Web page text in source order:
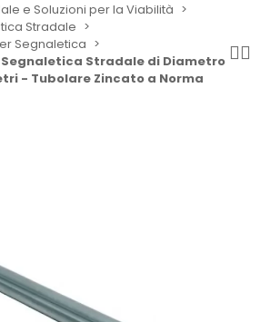
e Soluzioni per la Viabilità
Stradale
Segnaletica
Segnaletica Stradale di Diametro
- Tubolare Zincato a Norma